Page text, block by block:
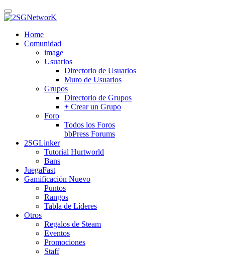
Skip
to
contentHome
Comunidad
image
Usuarios
Directorio de Usuarios
Muro de Usuarios
Grupos
Directorio de Grupos
+ Crear un Grupo
Foro
Todos los Foros
bbPress Forums
2SGLinker
Tutorial Hurtworld
Bans
JuegaFast
Gamificación Nuevo
Puntos
Rangos
Tabla de Líderes
Otros
Regalos de Steam
Eventos
Promociones
Staff